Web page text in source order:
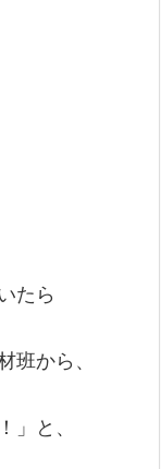
たら
班から、
」と、